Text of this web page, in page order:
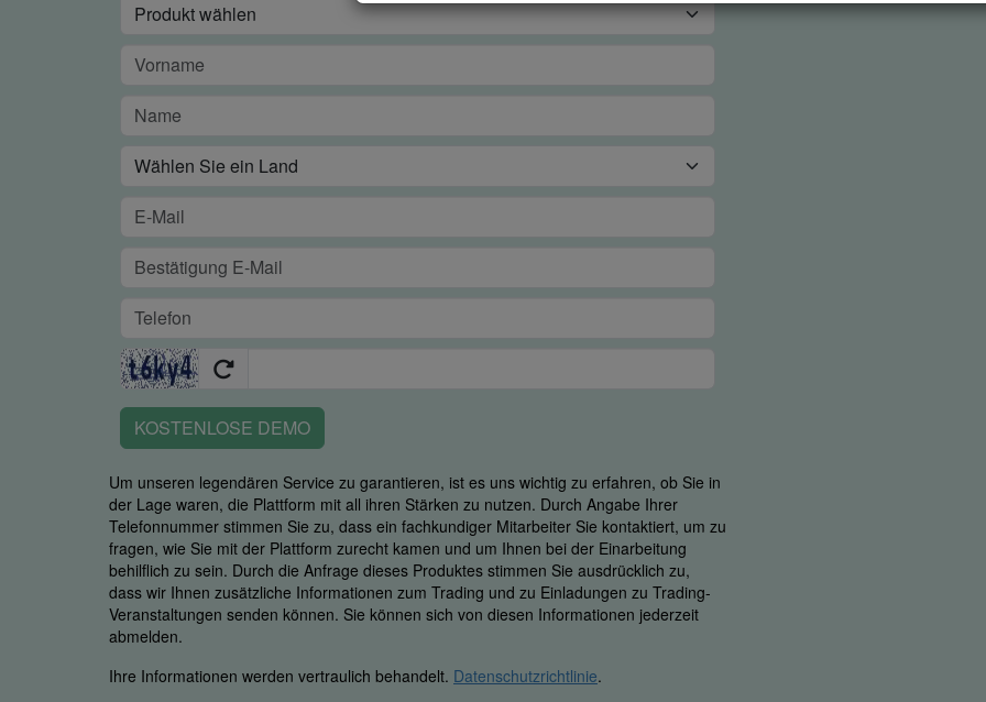
KOSTENLOSE DEMO
Um unseren legendären Service zu garantieren, ist es uns wichtig zu erfahren, ob Sie in
der Lage waren, die Plattform mit all ihren Stärken zu nutzen. Durch Angabe Ihrer
Telefonnummer stimmen Sie zu, dass ein fachkundiger Mitarbeiter Sie kontaktiert, um zu
fragen, wie Sie mit der Plattform zurecht kamen und um Ihnen bei der Einarbeitung
behilflich zu sein. Durch die Anfrage dieses Produktes stimmen Sie ausdrücklich zu,
dass wir Ihnen zusätzliche Informationen zum Trading und zu Einladungen zu Trading-
Veranstaltungen senden können. Sie können sich von diesen Informationen jederzeit
abmelden.
Ihre Informationen werden vertraulich behandelt. Datenschutzrichtlinie.